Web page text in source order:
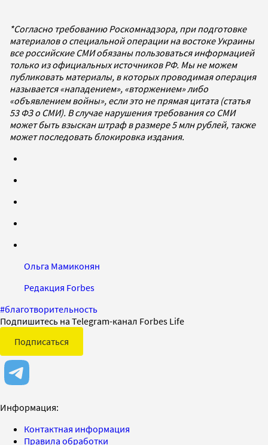
*Согласно требованию Роскомнадзора, при подготовке
материалов о специальной операции на востоке Украины
все российские СМИ обязаны пользоваться информацией
только из официальных источников РФ. Мы не можем
публиковать материалы, в которых проводимая операция
называется «нападением», «вторжением» либо
«объявлением войны», если это не прямая цитата (статья
53 ФЗ о СМИ). В случае нарушения требования со СМИ
может быть взыскан штраф в размере 5 млн рублей, также
может последовать блокировка издания.
Ольга Мамиконян
Редакция Forbes
#благотворительность
Подпишитесь на Telegram-канал Forbes Life
Подписаться
Информация:
Контактная информация
Правила обработки